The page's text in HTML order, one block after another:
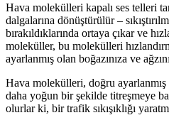
Hava molekülleri kapalı ses telleri
dalgalarına dönüştürülür –
bırakıldıklarında ortaya çıkar ve
moleküller, bu molekülleri
ayarlanmış olan boğazınıza ve
Hava molekülleri, doğru ayarlanmış
daha yoğun bir şekilde titreşmeye
olurlar ki, bir trafik sıkışıklığı